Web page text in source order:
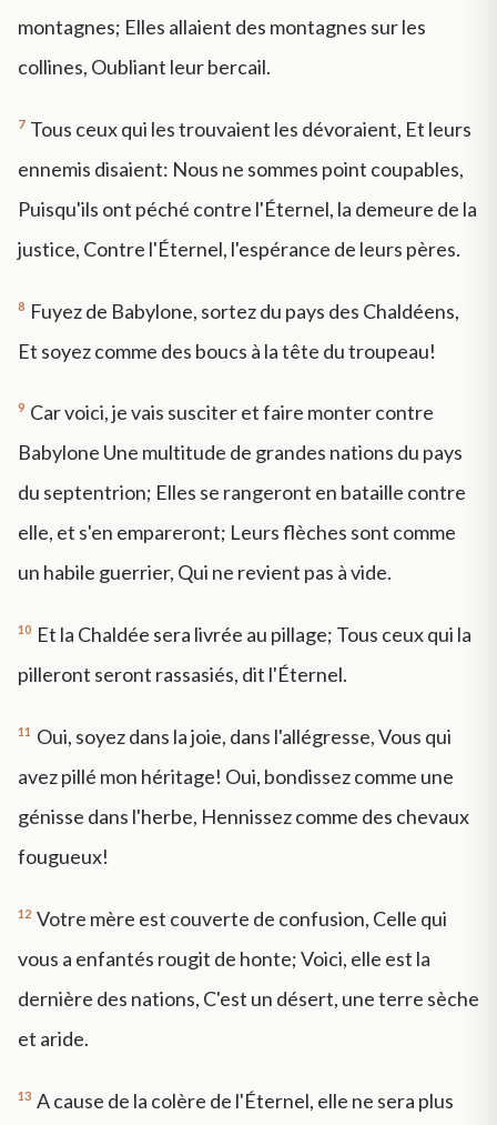
montagnes; Elles allaient des montagnes sur les
collines, Oubliant leur bercail.
7 Tous ceux qui les trouvaient les dévoraient, Et leurs
ennemis disaient: Nous ne sommes point coupables,
Puisqu'ils ont péché contre l'Éternel, la demeure de la
justice, Contre l'Éternel, l'espérance de leurs pères.
8 Fuyez de Babylone, sortez du pays des Chaldéens,
Et soyez comme des boucs à la tête du troupeau!
9 Car voici, je vais susciter et faire monter contre
Babylone Une multitude de grandes nations du pays
du septentrion; Elles se rangeront en bataille contre
elle, et s'en empareront; Leurs flèches sont comme
un habile guerrier, Qui ne revient pas à vide.
10 Et la Chaldée sera livrée au pillage; Tous ceux qui la
pilleront seront rassasiés, dit l'Éternel.
11 Oui, soyez dans la joie, dans l'allégresse, Vous qui
avez pillé mon héritage! Oui, bondissez comme une
génisse dans l'herbe, Hennissez comme des chevaux
fougueux!
12 Votre mère est couverte de confusion, Celle qui
vous a enfantés rougit de honte; Voici, elle est la
dernière des nations, C'est un désert, une terre sèche
et aride.
13 A cause de la colère de l'Éternel, elle ne sera plus